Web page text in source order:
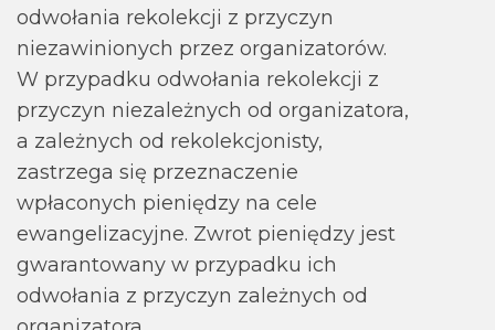
odwołania rekolekcji z przyczyn
niezawinionych przez organizatorów.
W przypadku odwołania rekolekcji z
przyczyn niezależnych od organizatora,
a zależnych od rekolekcjonisty,
zastrzega się przeznaczenie
wpłaconych pieniędzy na cele
ewangelizacyjne. Zwrot pieniędzy jest
gwarantowany w przypadku ich
odwołania z przyczyn zależnych od